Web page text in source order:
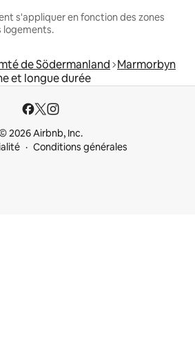
s'appliquer en fonction des zones
logements.
de Södermanland Marmorbyn
et longue durée
2026 Airbnb, Inc.
Conditions générales